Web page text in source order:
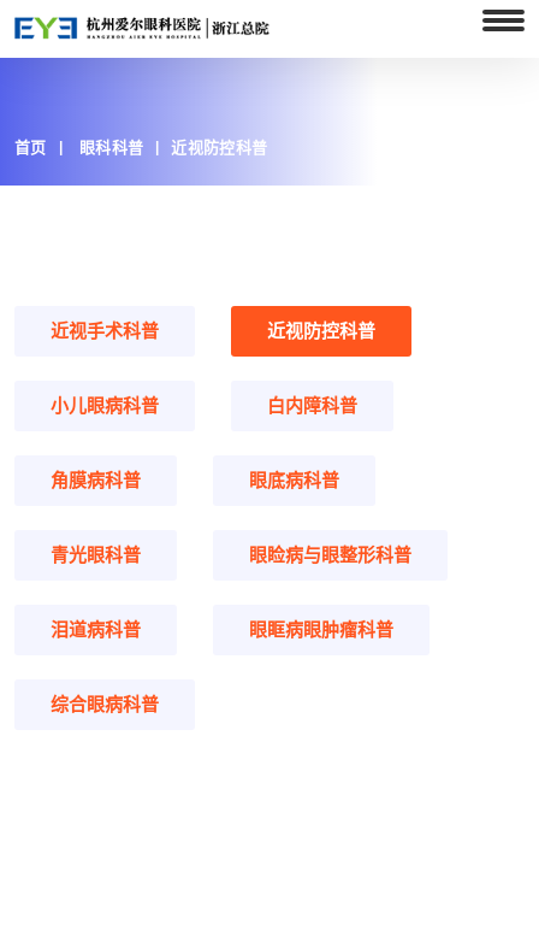
首页 眼科科普 近视防控科普
近视手术科普 近视防控科普
小儿眼病科普 白内障科普
角膜病科普 眼底病科普
青光眼科普 眼睑病与眼整形科普
泪道病科普 眼眶病眼肿瘤科普
综合眼病科普